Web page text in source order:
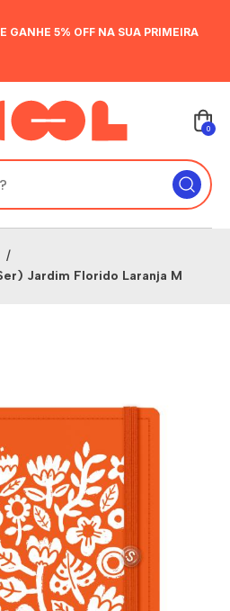
E GANHE 5% OFF NA SUA PRIMEIRA
0
/
Jardim Florido Laranja M